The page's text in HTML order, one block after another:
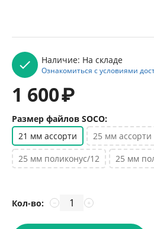
Наличие: На складе
Ознакомиться с условиями
1 600₽
Размер файлов SOCO:
21 мм ассорти
25 мм ассорти
25 мм поликонус/12
25 мм
Кол-во: +
−